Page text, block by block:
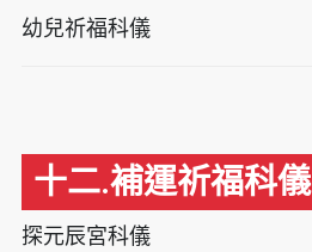
幼兒祈福科儀
十二.補運祈福科儀
探元辰宮科儀